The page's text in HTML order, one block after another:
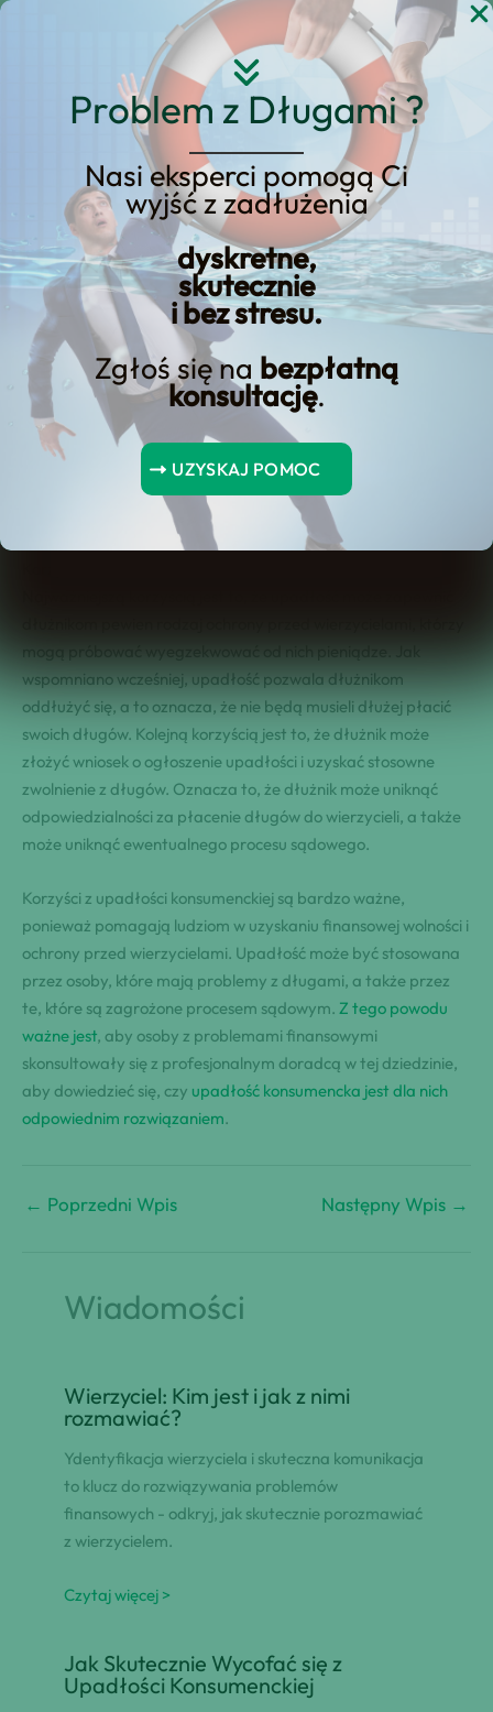
Problem z Długami ?
Nasi eksperci pomogą Ci
wyjść z zadłużenia
dyskretne,
skutecznie
i bez stresu.
Zgłoś się na bezpłatną
konsultację.
UZYSKAJ POMOC
Przejdź
Jakie są korzyści z
upadłości
konsumenckiej?
Upadłość konsumencka jest mechanizmem prawnym, który
ma na celu ułatwienie dłużnikom oddłużenia się poprzez
spłatę ich długów. Jest to ważny proces, który może pomóc
wielu osobom w uzyskaniu finansowej wolności.
wspomniano wcześniej, upadłość pozwala dłużnikom
oddłużyć się, a to oznacza, że nie będą musieli dłużej płacić
swoich długów. Kolejną korzyścią jest to, że dłużnik może
złożyć wniosek o ogłoszenie upadłości i uzyskać stosowne
zwolnienie z długów. Oznacza to, że dłużnik może uniknąć
odpowiedzialności za płacenie długów do wierzycieli, a także
może uniknąć ewentualnego procesu sądowego.
Korzyści z upadłości konsumenckiej są bardzo ważne,
ponieważ pomagają ludziom w uzyskaniu finansowej wolności i
ochrony przed wierzycielami. Upadłość może być stosowana
przez osoby, które mają problemy z długami, a także przez
te, które są zagrożone procesem sądowym. Z tego powodu
ważne jest, aby osoby z problemami finansowymi
skonsultowały się z profesjonalnym doradcą w tej dziedzinie,
aby dowiedzieć się, czy upadłość konsumencka jest dla nich
odpowiednim rozwiązaniem.
← Poprzedni Wpis Następny Wpis →
Wiadomości
Wierzyciel: Kim jest i jak z nimi
rozmawiać?
Ydentyfikacja wierzyciela i skuteczna komunikacja
to klucz do rozwiązywania problemów
finansowych - odkryj, jak skutecznie porozmawiać
z wierzycielem.
Czytaj więcej >
Jak Skutecznie Wycofać się z
Upadłości Konsumenckiej